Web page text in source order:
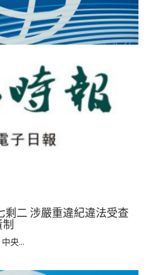
剩二 涉嚴重違紀違法受查
央...